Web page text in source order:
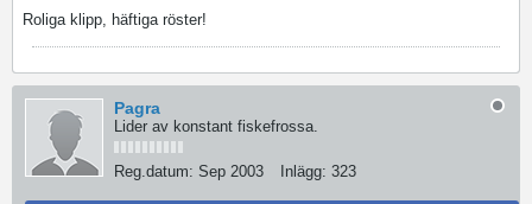
Roliga klipp, häftiga röster!
Pagra
Lider av konstant fiskefrossa.
Reg.datum: Sep 2003 Inlägg: 323